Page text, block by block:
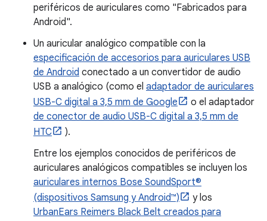
periféricos de auriculares como "Fabricados para
Android".
Un auricular analógico compatible con la
especificación de accesorios para auriculares USB
de Android conectado a un convertidor de audio
USB a analógico (como el adaptador de auriculares
USB-C digital a 3,5 mm de Google
o el adaptador
de conector de audio USB-C digital a 3,5 mm de
HTC
).
Entre los ejemplos conocidos de periféricos de
auriculares analógicos compatibles se incluyen los
auriculares internos Bose SoundSport®
(dispositivos Samsung y Android™)
y los
UrbanEars Reimers Black Belt creados para